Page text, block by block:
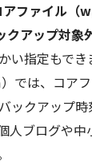
ファイル（
アップ対象
い指定もで
では、コア
ックアップ
人ブログや